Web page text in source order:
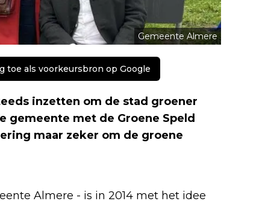
Gemeente Almere
toe als voorkeursbron op Google
inzetten om de stad groener
gemeente met de Groene Speld
maar zeker om de groene
Almere - is in 2014 met het idee